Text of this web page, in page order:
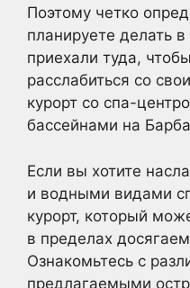
Поэтому четко
планируете делать
приехали туда,
расслабиться со
курорт со спа-
бассейнами на
Если вы хотите
и водными видами
курорт, который
в пределах
Ознакомьтесь с
предлагаемыми